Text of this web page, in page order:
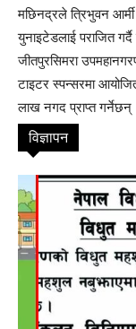
मछिनद्रले त्रिभुवन
युनाइटेडलाई पराजित
जीतपुरसिमरा
टाइटर स्पन्सरमा
लाख नगद प्राप्त गर्नेछन्
विज्ञापन